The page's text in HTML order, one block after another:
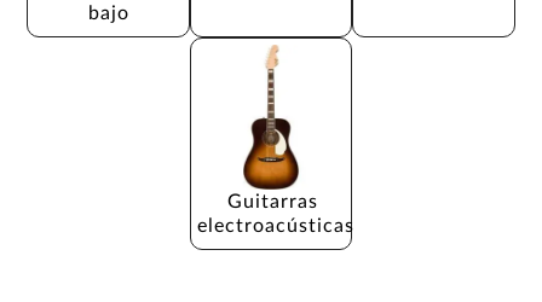
bajo
Guitarras
electroacústicas